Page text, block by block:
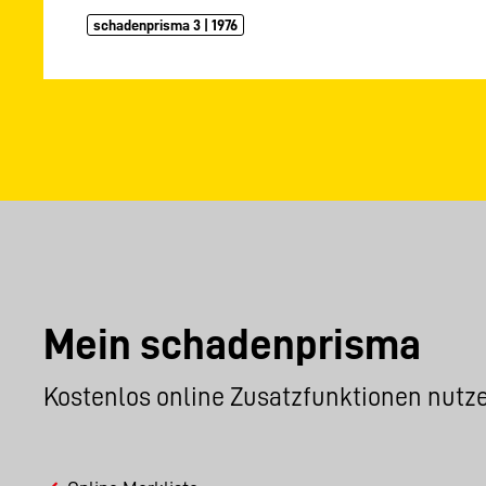
schadenprisma 3 | 1976
Mein schadenprisma
Kostenlos online Zusatzfunktionen